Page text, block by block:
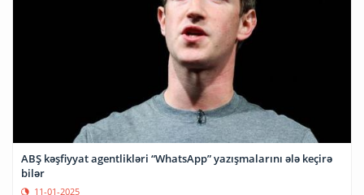
ABŞ kəşfiyyat agentlikləri “WhatsApp” yazışmalarını ələ keçirə
bilər
11-01-2025